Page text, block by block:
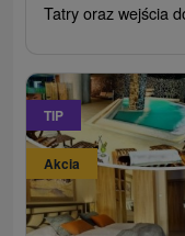
Tatry oraz wejścia
TIP
Akcia